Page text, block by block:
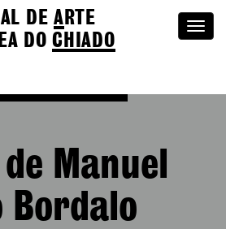
DEA RTE
DOCHIADO
Manuel
Bordalo